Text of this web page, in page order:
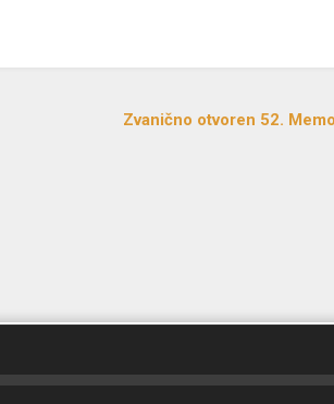
Zvanično otvoren 52.